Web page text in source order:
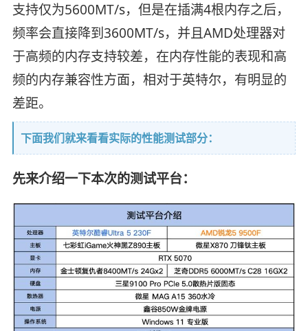
支持仅为5600MT/s，但是在插满4根内存之后，
频率会直接降到3600MT/s，并且AMD处理器对
于高频的内存支持较差，在内存性能的表现和高
频的内存兼容性方面，相对于英特尔，有明显的
差距。
下面我们就来看看实际的性能测试部分：
先来介绍一下本次的测试平台：